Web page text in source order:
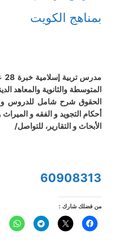
بمناهج الكويت
المتوسطة والثانوية والمعاهد
الحقوق شرح شامل للدروس و
أحكام التجويد و الفقه و
الأبحاث و التقارير، للتواصل/
60908313
من فضلك شارك :